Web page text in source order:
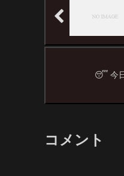
😴 今
コメント